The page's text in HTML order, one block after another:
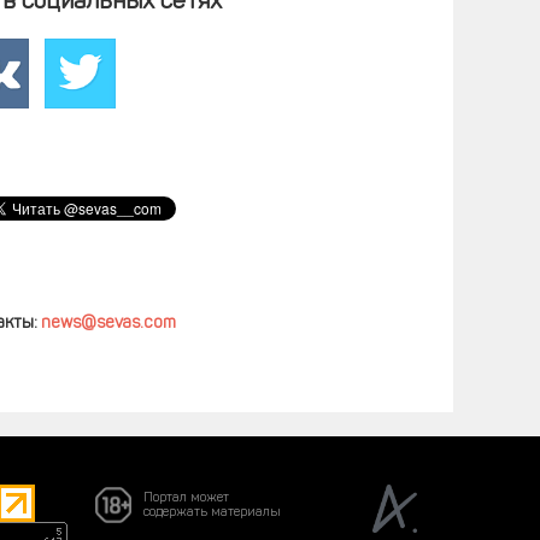
news@sevas.com
Портал может
содержать материалы